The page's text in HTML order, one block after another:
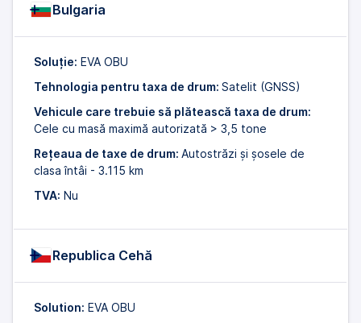
Bulgaria
Soluție: EVA OBU
Tehnologia pentru taxa de drum: Satelit (GNSS)
Vehicule care trebuie să plătească taxa de drum:
Cele cu masă maximă autorizată > 3,5 tone
Rețeaua de taxe de drum: Autostrăzi și șosele de
clasa întâi - 3.115 km
TVA: Nu
Republica Cehă
Solution: EVA OBU